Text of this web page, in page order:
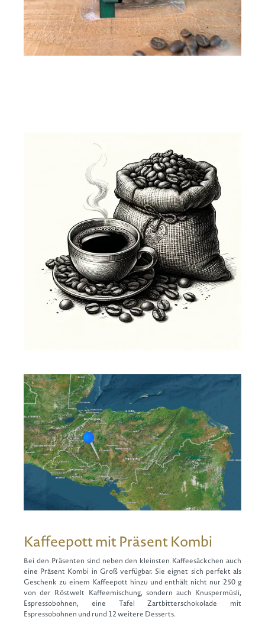
Kaffeepott mit Präsent Kombi
Bei den Präsenten sind neben den kleinsten Kaffeesäckchen auch
eine Präsent Kombi in Groß verfügbar. Sie eignet sich perfekt als
Geschenk zu einem Kaffeepott hinzu und enthält nicht nur 250 g
von der Röstwelt Kaffeemischung, sondern auch Knuspermüsli,
Espressobohnen, eine Tafel Zartbitterschokolade mit
Espressobohnen und rund 12 weitere Desserts.